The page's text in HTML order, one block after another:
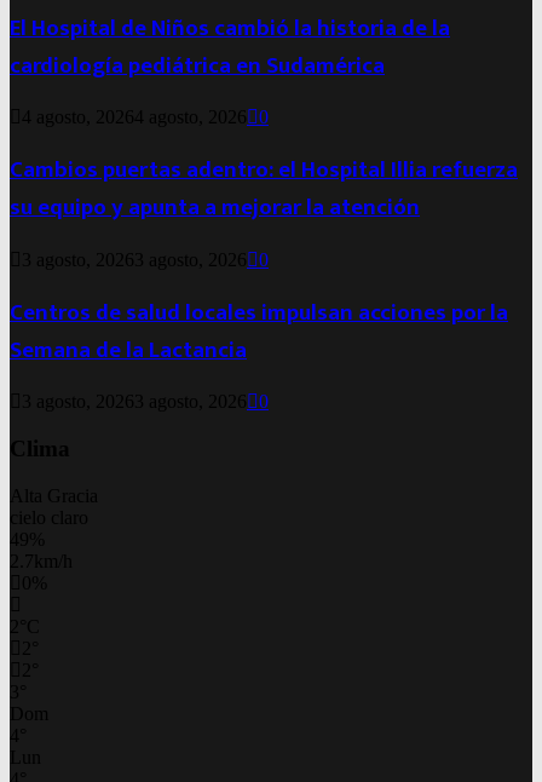
El Hospital de Niños cambió la historia de la
cardiología pediátrica en Sudamérica
4 agosto, 20264 agosto, 2026 0
Cambios puertas adentro: el Hospital Illia refuerza
su equipo y apunta a mejorar la atención
3 agosto, 2026 3 agosto, 2026 0
Centros de salud locales impulsan acciones por la
Semana de la Lactancia
3 agosto, 2026 3 agosto, 2026 0
Clima
Alta Gracia
cielo claro
49%
2.7km/h
0%
C
3
Dom
4
Lun